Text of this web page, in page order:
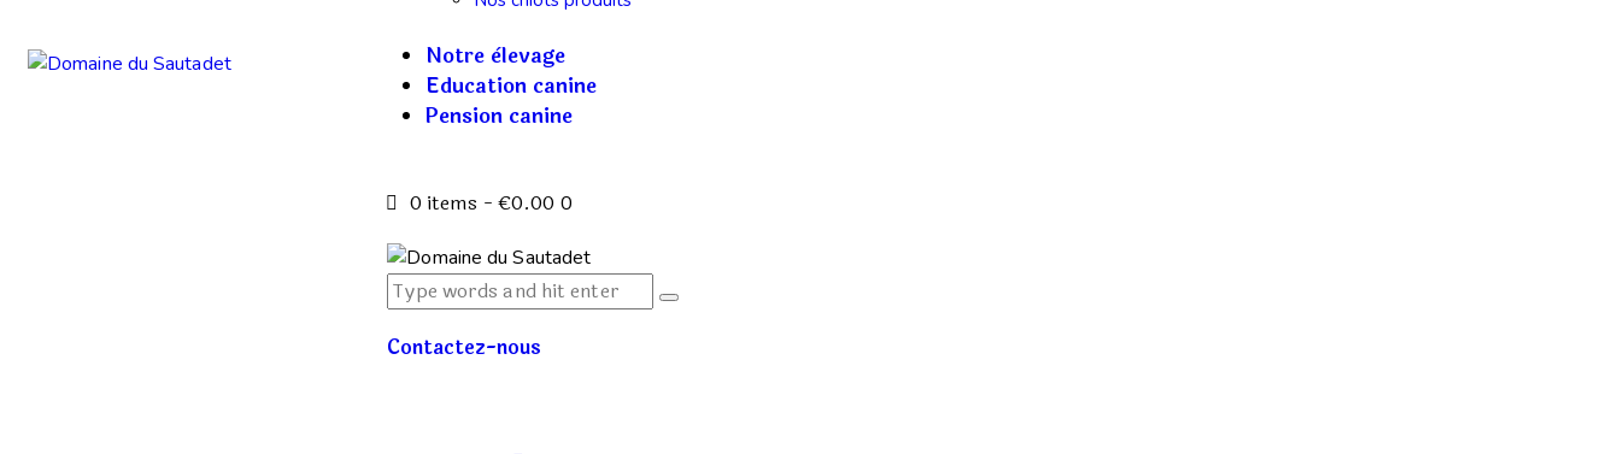
Notre èlevage
Education canine
Pension canine
0 items - €0.00 0
Contactez-nous